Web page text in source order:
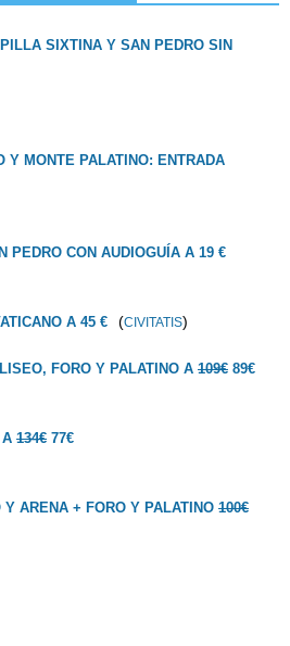
SIXTINA Y SAN PEDRO SIN
Y MONTE PALATINO: ENTRADA
PEDRO CON AUDIOGUÍA A 19 €
A 45 € (CIVITATIS)
FORO Y PALATINO A 109€ 89€
A 134€ 77€
ARENA + FORO Y PALATINO 100€